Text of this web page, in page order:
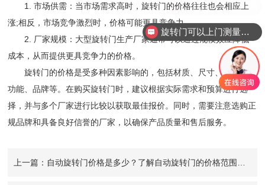
1. 市场供需：当市场需求高时，旋转门的价格往往也会相应上
涨;相反，市场竞争激烈时，价格可能更具竞争力。
2. 厂家规模：大型旋转门生产厂家通常可以通过规模效应降低
成本，从而提供更具竞争力的价格。
旋转门的价格是受多种因素影响的，包括材质、尺寸、定制化、
功能、品牌等。在购买旋转门时，建议根据实际需求和预算进行选
择，并与多个厂家进行比较以获取最佳报价。同时，需要注意选购正
规品牌和具备良好信誉的厂家，以确保产品质量和售后服务。
旋转门可以上门测量安装吗？
现在有优惠活动吗